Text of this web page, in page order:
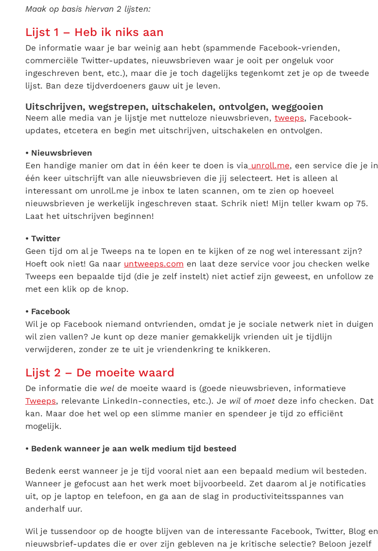
Maak op basis hiervan 2 lijsten:
Lijst 1 – Heb ik niks aan
De informatie waar je bar weinig aan hebt (spammende Facebook-vrienden,
commerciële Twitter-updates, nieuwsbrieven waar je ooit per ongeluk voor
ingeschreven bent, etc.), maar die je toch dagelijks tegenkomt zet je op de tweede
lijst. Ban deze tijdverdoeners gauw uit je leven.
Uitschrijven, wegstrepen, uitschakelen, ontvolgen, weggooien
Neem alle media van je lijstje met nutteloze nieuwsbrieven, tweeps, Facebook-
updates, etcetera en begin met uitschrijven, uitschakelen en ontvolgen.
• Nieuwsbrieven
Een handige manier om dat in één keer te doen is via unroll.me, een service die je in
één keer uitschrijft van alle nieuwsbrieven die jij selecteert. Het is alleen al
interessant om unroll.me je inbox te laten scannen, om te zien op hoeveel
nieuwsbrieven je werkelijk ingeschreven staat. Schrik niet! Mijn teller kwam op 75.
Laat het uitschrijven beginnen!
• Twitter
Geen tijd om al je Tweeps na te lopen en te kijken of ze nog wel interessant zijn?
Hoeft ook niet! Ga naar untweeps.com en laat deze service voor jou checken welke
Tweeps een bepaalde tijd (die je zelf instelt) niet actief zijn geweest, en unfollow ze
met een klik op de knop.
• Facebook
Wil je op Facebook niemand ontvrienden, omdat je je sociale netwerk niet in duigen
wil zien vallen? Je kunt op deze manier gemakkelijk vrienden uit je tijdlijn
verwijderen, zonder ze te uit je vriendenkring te knikkeren.
Lijst 2 – De moeite waard
De informatie die wel de moeite waard is (goede nieuwsbrieven, informatieve
Tweeps, relevante LinkedIn-connecties, etc.). Je wil of moet deze info checken. Dat
kan. Maar doe het wel op een slimme manier en spendeer je tijd zo efficiënt
mogelijk.
• Bedenk wanneer je aan welk medium tijd besteed
Bedenk eerst wanneer je je tijd vooral niet aan een bepaald medium wil besteden.
Wanneer je gefocust aan het werk moet bijvoorbeeld. Zet daarom al je notificaties
uit, op je laptop en telefoon, en ga aan de slag in productiviteitsspannes van
anderhalf uur.
Wil je tussendoor op de hoogte blijven van de interessante Facebook, Twitter, Blog en
nieuwsbrief-updates die er over zijn gebleven na je kritische selectie? Beloon jezelf